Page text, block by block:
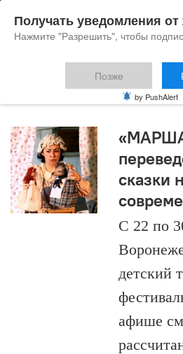
МАРШАК
сказки
С 22 по
детский
афише
Получать уведомления от
Нажмите "Разрешить", чтобы
Позже
by PushAlert